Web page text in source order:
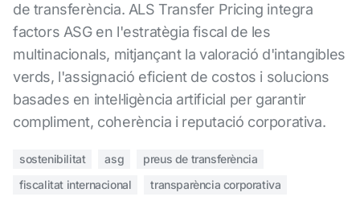
de transferència. ALS Transfer Pricing integra
factors ASG en l'estratègia fiscal de les
multinacionals, mitjançant la valoració d'intangibles
verds, l'assignació eficient de costos i solucions
basades en intel·ligència artificial per garantir
compliment, coherència i reputació corporativa.
sostenibilitat asg
preus de transferència
fiscalitat internacional
transparència corporativa